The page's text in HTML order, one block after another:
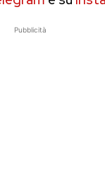
Pubblicità